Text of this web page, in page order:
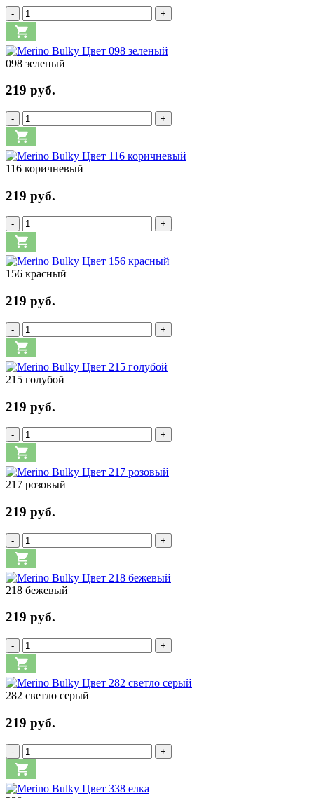
- +
098 зеленый
219 руб.
- +
116 коричневый
219 руб.
- +
156 красный
219 руб.
- +
215 голубой
219 руб.
- +
217 розовый
219 руб.
- +
218 бежевый
219 руб.
- +
282 светло серый
219 руб.
- +